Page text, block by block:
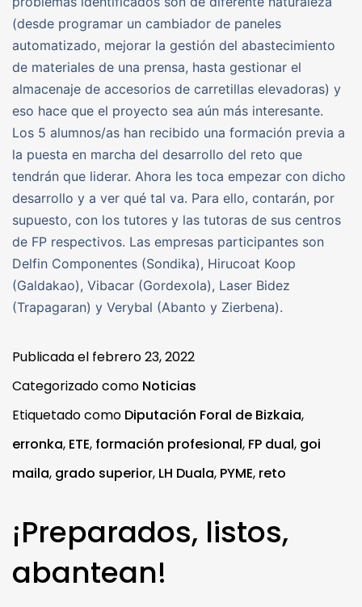
(desde programar un cambiador de paneles
automatizado, mejorar la gestión del abastecimiento
de materiales de una prensa, hasta gestionar el
almacenaje de accesorios de carretillas elevadoras) y
eso hace que el proyecto sea aún más interesante.
Los 5 alumnos/as han recibido una formación previa a
la puesta en marcha del desarrollo del reto que
tendrán que liderar. Ahora les toca empezar con dicho
desarrollo y a ver qué tal va. Para ello, contarán, por
supuesto, con los tutores y las tutoras de sus centros
de FP respectivos. Las empresas participantes son
Delfin Componentes (Sondika), Hirucoat Koop
(Galdakao), Vibacar (Gordexola), Laser Bidez
(Trapagaran) y Verybal (Abanto y Zierbena).
Publicada el febrero 23, 2022
Categorizado como Noticias
Etiquetado como Diputación Foral de Bizkaia,
erronka, ETE, formación profesional, FP dual, goi
maila, grado superior, LH Duala, PYME, reto
¡Preparados, listos,
abantean!